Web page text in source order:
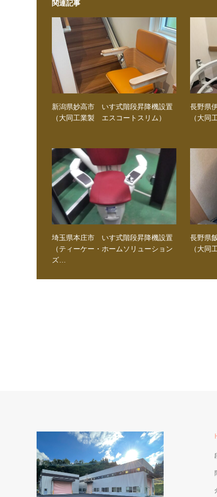
関連記事
新潟県妙高市 いす式階段昇降機設置
（大同工業製 エスコートスリム）
長野県
（大同
埼玉県本庄市 いす式階段昇降機設置
（ティーケー・ホームソリューション
ズ…
長野県
（大同